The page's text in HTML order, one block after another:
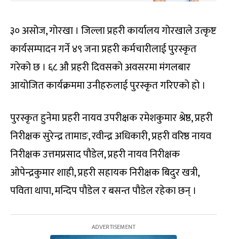
३० असोज, गोरखा । जिल्ला प्रहरी कार्यालय गोरखाले उत्कृष्ट
कार्यसम्पादन गर्ने ४९ जना प्रहरी कर्मचारीलाई पुरस्कृत
गरेको छ । ६८ औ प्रहरी दिवसको अवसरमा मंगलबार
आयोजित कार्यक्रममा उनीहरुलाई पुरस्कृत गरिएको हो ।
पुरस्कृत हुनेमा प्रहरी नायव उपरीक्षक रमेशकुमार श्रेष्ठ, प्रहरी
निरीक्षक सुरेन्द्र तामाङ, रवीन्द्र अधिकारी, प्रहरी वरिष्ठ नायव
निरीक्षक उत्तमप्रसाद पौडेल, प्रहरी नायव निरीक्षक
ओपेन्द्रकुमार शाही, प्रहरी सहायक निरीक्षक बिदुर खत्री,
पविता थापा, मन्दिप पौडेल र बसन्त पौडेल रहेका छन् ।